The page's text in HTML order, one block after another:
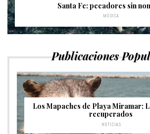
Santa Fe: pecadores sin
MÚSICA
Publicaciones
Los Mapaches de Playa Miramar:
recuperados
NOTICIAS